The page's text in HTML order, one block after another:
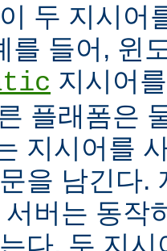
두 지시어
를 들어, 윈
지시어
플래폼은
지시어를
을 남긴다.
버는 동작